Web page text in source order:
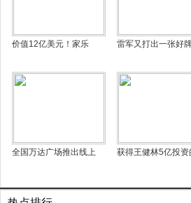
价值12亿美元！家乐 雷军又打出一张好牌
全国万达广场推出线上 获得王健林5亿投资